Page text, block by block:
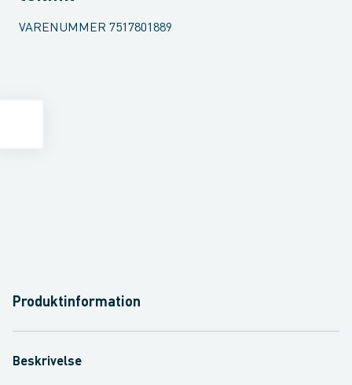
VARENUMMER 7517801889
Produktinformation
Beskrivelse